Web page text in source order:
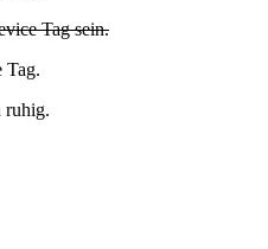
Tag sein.
Tag.
ruhig.